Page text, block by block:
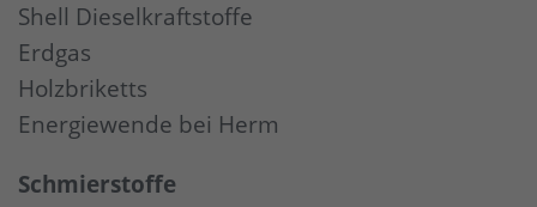
Shell Dieselkraftstoffe
Erdgas
Holzbriketts
Energiewende bei Herm
Schmierstoffe